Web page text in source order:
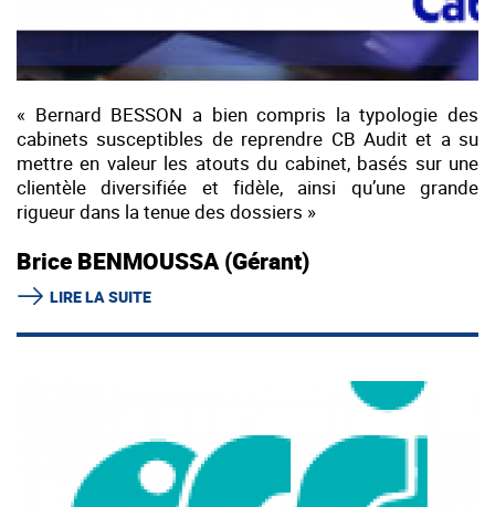
« Bernard BESSON a bien compris la typologie des
cabinets susceptibles de reprendre CB Audit et a su
mettre en valeur les atouts du cabinet, basés sur une
clientèle diversifiée et fidèle, ainsi qu’une grande
rigueur dans la tenue des dossiers »
Brice BENMOUSSA (Gérant)
LIRE LA SUITE